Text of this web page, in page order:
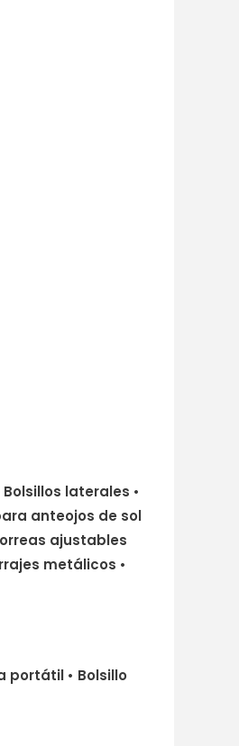
Bolsillos laterales •
anteojos de sol
ajustables
metálicos •
• Bolsillo